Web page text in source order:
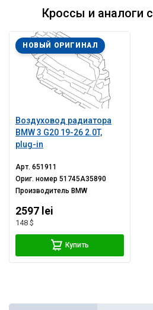
Кроссы и аналоги
Воздуховод радиатора
BMW 3 G20 19-26 2.0T,
plug-in
НОВЫЙ ОРИГИНАЛ
Арт.651911
Ориг. номер51745A35890
Производитель BMW
2597 lei
148 $
Купить